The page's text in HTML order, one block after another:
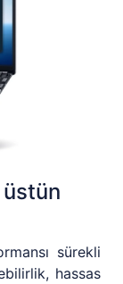
üstün
sürekli
hassas